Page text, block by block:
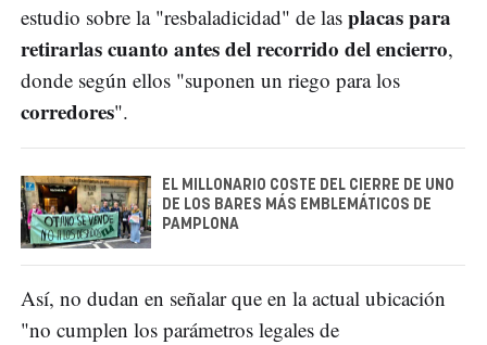
estudio sobre la "resbaladicidad" de las placas para
retirarlas cuanto antes del recorrido del encierro,
donde según ellos "suponen un riego para los
corredores".
EL MILLONARIO COSTE DEL CIERRE DE UNO
DE LOS BARES MÁS EMBLEMÁTICOS DE
PAMPLONA
Así, no dudan en señalar que en la actual ubicación
"no cumplen los parámetros legales de